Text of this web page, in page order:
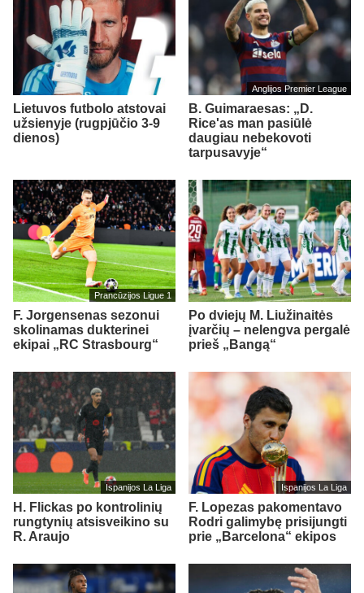
Lietuvos futbolo atstovai
užsienyje (rugpjūčio 3-9
dienos)
Anglijos Premier League
B. Guimaraesas: „D.
Rice'as man pasiūlė
daugiau nebekovoti
tarpusavyje“
Prancūzijos Ligue 1
F. Jorgensenas sezonui
skolinamas dukterinei
ekipai „RC Strasbourg“
Po dviejų M. Liužinaitės
įvarčių – nelengva pergalė
prieš „Bangą“
Ispanijos La Liga
H. Flickas po kontrolinių
rungtynių atsisveikino su
R. Araujo
Ispanijos La Liga
F. Lopezas pakomentavo
Rodri galimybę prisijungti
prie „Barcelona“ ekipos